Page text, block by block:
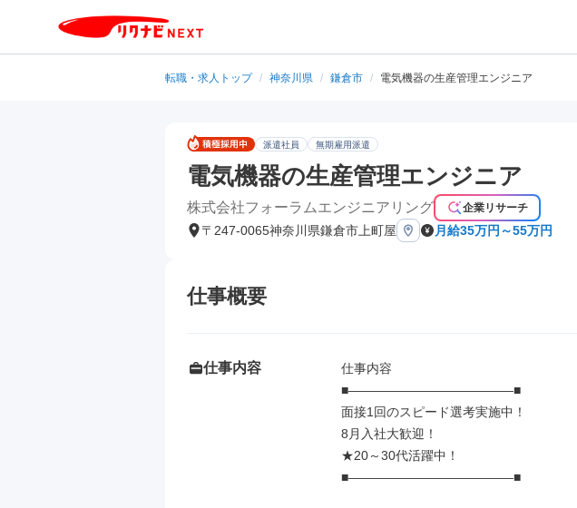
転職・求人トップ / 神奈川県 / 鎌倉市 / 電気機器の生産管理エンジニア
派遣社員 無期雇用派遣
電気機器の生産管理エンジニア
株式会社フォーラムエンジニアリング 企業リサーチ
〒247-0065神奈川県鎌倉市上町屋 月給35万円～55万円
仕事概要
仕事内容
仕事内容
■―――――――――――――■
面接1回のスピード選考実施中！
8月入社大歓迎！
★20～30代活躍中！
■―――――――――――――■